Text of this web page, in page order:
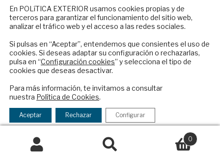
Política Exterior
Informe Semanal de Política Exterior
Afkar/Ideas
© 2026 - Fundación Análisis de Política
Exterior. Todos los derechos reservados
Legal|Política de Privacidad y de Cookies
0
Financiado por el Programa KIT Digital. Plan de
Recuperación, Transformación y Resiliencia de
En POLíTICA EXTERIOR usamos cookies propias y de
terceros para garantizar el funcionamiento del sitio web,
analizar el tráfico web y el acceso a las redes sociales.
Si pulsas en “Aceptar”, entendemos que consientes el uso de
cookies. Si deseas adaptar su configuración o rechazarlas,
pulsa en “Configuración cookies” y selecciona el tipo de
cookies que deseas desactivar.
Para más información, te invitamos a consultar
nuestra Política de Cookies.
Aceptar Rechazar Configurar
NEWSLETTER
Suscríbase a nuestro boletín electrónico y
reciba en su correo el mejor análisis
internacional en español.
Checkbox
acepto
la
política
de
política de privacidad